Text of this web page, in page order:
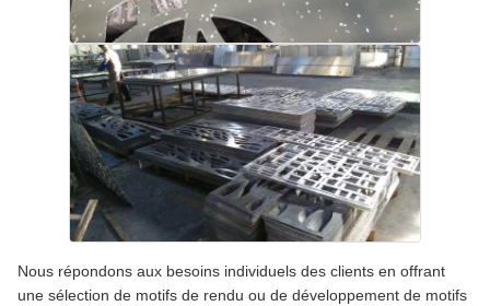
Nous répondons aux besoins individuels des clients en offrant
une sélection de motifs de rendu ou de développement de motifs